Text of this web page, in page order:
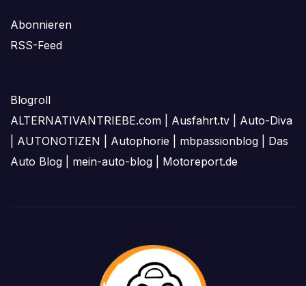
Abonnieren
RSS-Feed
Blogroll
ALTERNATIVANTRIEBE.com
Ausfahrt.tv
Auto-Diva
AUTONOTIZEN Autophorie mbpassionblog
Das
Auto Blog
mein-auto-blog Motoreport.de